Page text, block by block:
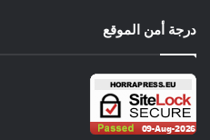
درجة أمن الموقع